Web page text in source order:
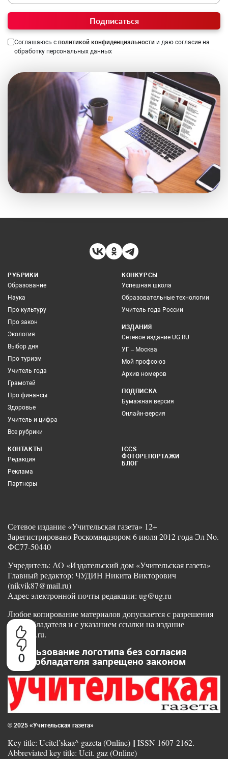
0
Подписаться
Соглашаюсь с политикой конфиденциальности и даю согласие на
обработку персональных данных
РУБРИКИ
Образование
Наука
Про культуру
Про закон
Экология
Выбор дня
Про туризм
Учитель года
Грамотей
Про финансы
Здоровье
Учитель и цифра
Все рубрики
КОНКУРСЫ
Успешная школа
Образовательные технологии
Учитель года России
ИЗДАНИЯ
Сетевое издание UG.RU
УГ – Москва
Мой профсоюз
Архив номеров
ПОДПИСКА
Бумажная версия
Онлайн-версия
КОНТАКТЫ
Редакция
Реклама
Партнеры
ICCS
ФОТОРЕПОРТАЖИ
БЛОГ
Сетевое издание «Учительская газета» 12+
Зарегистрировано Роскомнадзором 6 июля 2012 года Эл No.
ФС77-50440
Учредитель: АО «Издательский дом «Учительская газета»
Главный редактор: ЧУДИН Никита Викторович
(nikvik87@mail.ru)
Адрес электронной почты редакции: ug@ug.ru
Любое копирование материалов допускается с разрешения
правообладателя и с указанием ссылки на издание
www.ug.ru.
Использование логотипа без согласия
правообладателя запрещено законом
© 2025 «Учительская газета»
Key title: Ucitel’skaa^ gazeta (Online) || ISSN 1607-2162.
Abbreviated key title: Ucit. gaz (Online)